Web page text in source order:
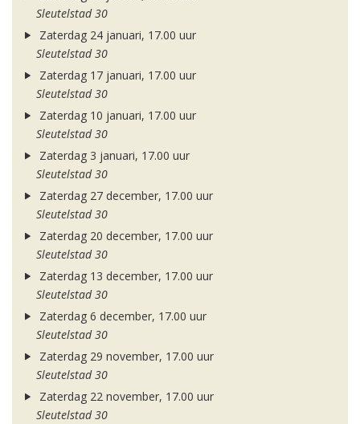
Sleutelstad 30
Zaterdag 24 januari, 17.00 uur
Sleutelstad 30
Zaterdag 17 januari, 17.00 uur
Sleutelstad 30
Zaterdag 10 januari, 17.00 uur
Sleutelstad 30
Zaterdag 3 januari, 17.00 uur
Sleutelstad 30
Zaterdag 27 december, 17.00 uur
Sleutelstad 30
Zaterdag 20 december, 17.00 uur
Sleutelstad 30
Zaterdag 13 december, 17.00 uur
Sleutelstad 30
Zaterdag 6 december, 17.00 uur
Sleutelstad 30
Zaterdag 29 november, 17.00 uur
Sleutelstad 30
Zaterdag 22 november, 17.00 uur
Sleutelstad 30